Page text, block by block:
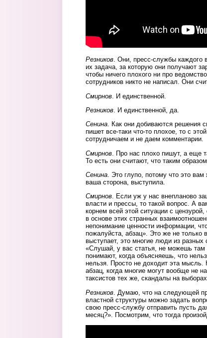
Резников. Они, пресс-службы каждого
их задача, за которую они получают
чтобы ничего плохого ни про
сотрудников никто не написал. Они
Смирнов . И единственной.
Резников . И единственной, да.
Сенина. Как они добиваются решения
пишет все-таки что-то плохое, то с
сотрудничаем и не даем комментарии.
Смирнов . Про нас плохо пишут, а еще
То есть они считают, что таким
Сенина . Это глупо, потому что это
ваша сторона, выступила.
Смирнов. Если уж у нас внепланово
власти и прессы, то такой вопрос. А
корнем всей этой ситуации с
в основе этих странных
непонимание ценности информации,
пожалуйста, абзац». Это же не только
выступает, это многие люди из разных
«Слушай, у вас статья, не можешь
понимают, когда объясняешь, что
нельзя. Просто не доходит эта
абзац, когда многие могут вообще не
таксистов тех же, скандалы на
Резников . Думаю, что на следующей
властной структуры можно задать
свою пресс-службу отправить пусть
месяц?». Посмотрим, что тогда